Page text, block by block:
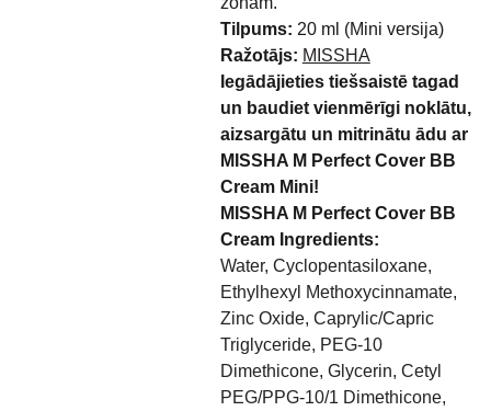
Tilpums: 20 ml (Mini versija)
Ražotājs: MISSHA
Iegādājieties tiešsaistē tagad
un baudiet vienmērīgi noklātu,
aizsargātu un mitrinātu ādu ar
MISSHA M Perfect Cover BB
Cream Mini!
MISSHA M Perfect Cover BB
Cream Ingredients:
Water, Cyclopentasiloxane,
Ethylhexyl Methoxycinnamate,
Zinc Oxide, Caprylic/Capric
Triglyceride, PEG-10
Dimethicone, Glycerin, Cetyl
PEG/PPG-10/1 Dimethicone,